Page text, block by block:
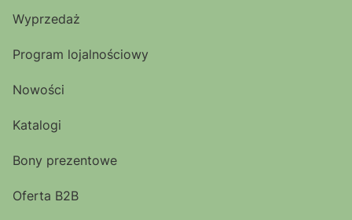
Wyprzedaż
Program lojalnościowy
Nowości
Katalogi
Bony prezentowe
Oferta B2B